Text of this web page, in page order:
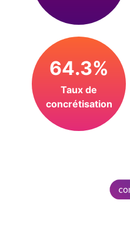
64.3%
Taux de
concrétisation